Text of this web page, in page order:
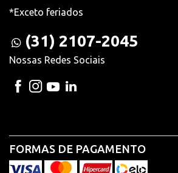
*Exceto feriados
(31) 2107-2045
Nossas Redes Sociais
FORMAS DE PAGAMENTO